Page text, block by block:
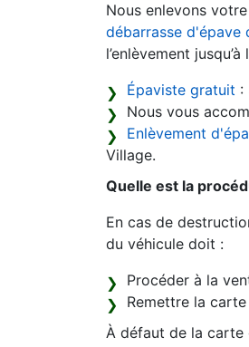
Nous enlevons
débarrasse d'épave
l’enlèvement
Épaviste gratuit :
Nous vous
Enlèvement
Village.
Quelle est la
En cas de
du véhicule doit :
Procéder à la
Remettre la
À défaut de la carte